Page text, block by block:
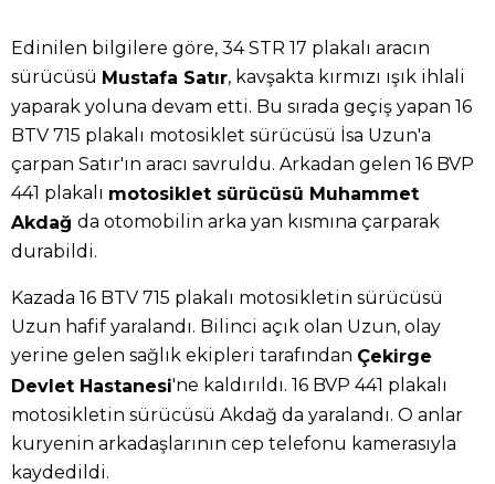
Edinilen bilgilere göre, 34 STR 17 plakalı aracın
sürücüsü Mustafa Satır, kavşakta kırmızı ışık ihlali
yaparak yoluna devam etti. Bu sırada geçiş yapan 16
BTV 715 plakalı motosiklet sürücüsü İsa Uzun'a
çarpan Satır'ın aracı savruldu. Arkadan gelen 16 BVP
441 plakalı motosiklet sürücüsü Muhammet
Akdağ da otomobilin arka yan kısmına çarparak
durabildi.
Kazada 16 BTV 715 plakalı motosikletin sürücüsü
Uzun hafif yaralandı. Bilinci açık olan Uzun, olay
yerine gelen sağlık ekipleri tarafından Çekirge
Devlet Hastanesi'ne kaldırıldı. 16 BVP 441 plakalı
motosikletin sürücüsü Akdağ da yaralandı. O anlar
kuryenin arkadaşlarının cep telefonu kamerasıyla
kaydedildi.